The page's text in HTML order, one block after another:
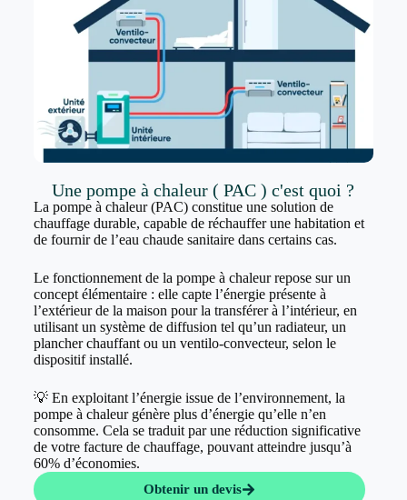
Une pompe à chaleur ( PAC ) c'est quoi ?
La pompe à chaleur (PAC) constitue une solution de
chauffage durable, capable de réchauffer une habitation et
de fournir de l’eau chaude sanitaire dans certains cas.
Le fonctionnement de la pompe à chaleur repose sur un
concept élémentaire : elle capte l’énergie présente à
l’extérieur de la maison pour la transférer à l’intérieur, en
utilisant un système de diffusion tel qu’un radiateur, un
plancher chauffant ou un ventilo-convecteur, selon le
dispositif installé.
💡 En exploitant l’énergie issue de l’environnement, la
pompe à chaleur génère plus d’énergie qu’elle n’en
consomme. Cela se traduit par une réduction significative
de votre facture de chauffage, pouvant atteindre jusqu’à
60% d’économies.
Obtenir un devis